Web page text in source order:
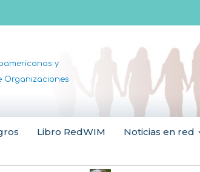
y
Organizaciones
Libro RedWIM Noticias en red